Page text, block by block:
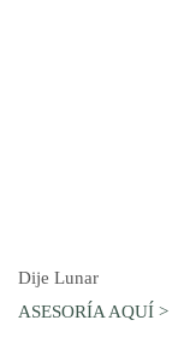
Dije Lunar
ASESORÍA AQUÍ >